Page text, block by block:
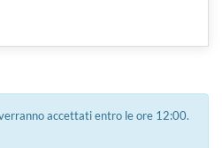
accettati entro le ore 12:00.